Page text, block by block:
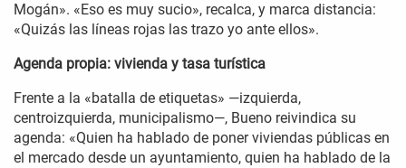
Mogán». «Eso es muy sucio», recalca, y marca distancia:
«Quizás las líneas rojas las trazo yo ante ellos».
Agenda propia: vivienda y tasa turística
Frente a la «batalla de etiquetas» —izquierda,
centroizquierda, municipalismo—, Bueno reivindica su
agenda: «Quien ha hablado de poner viviendas públicas en
el mercado desde un ayuntamiento, quien ha hablado de la